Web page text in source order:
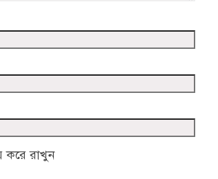
করে রাখুন